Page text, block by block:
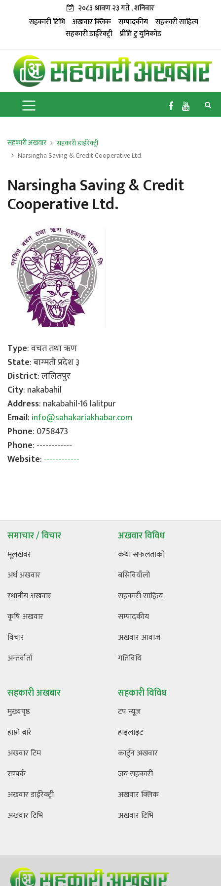
२०८३ श्रावण २३ गते , शनिवार
सहकारी टिभि
अखवार क्लिक सम्पादकीय
सहकारी साहित्य
सहकारी डाईरेक्ट्री प्रीति टु युनिकोड
सहकारी अखवार
सहकारी डाईरेक्ट्री
Narsingha Saving & Credit Cooperative Ltd.
Narsingha Saving & Credit
Cooperative Ltd.
Type: वचत तथा ऋण
State: बाग्मती प्रदेश ३
District: ललितपुर
City: nakabahil
Address: nakabahil-16 lalitpur
Email: info@sahakariakhabar.com
Phone: 0758473
Phone: ------------
Website: ------------
समाचार / विचार
मूलखवर
अर्थ अखवार
स्थानीय अखवार
कृषि अखवार
विचार
अन्तर्वार्ता
अखवार विविध
कथा सफलताको
बसिवियाँलो
सहकारी साहित्य
सम्पादकीय
अखवार आवाज
गतिविधि
सहकारी अखबार
मुख्यपृष्ठ
हाम्रो बारे
अखवार टिम
सम्पर्क
अखवार डाईरेक्ट्री
अखवार टिभि
सहकारी विविध
टप न्यूज
हाइलाइट
कार्टुन अखवार
जय सहकारी
अखवार क्लिक
अखवार टिभि